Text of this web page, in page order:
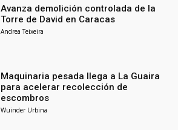
Avanza demolición controlada de la
Torre de David en Caracas
Andrea Teixeira
Maquinaria pesada llega a La Guaira
para acelerar recolección de
escombros
Wuinder Urbina